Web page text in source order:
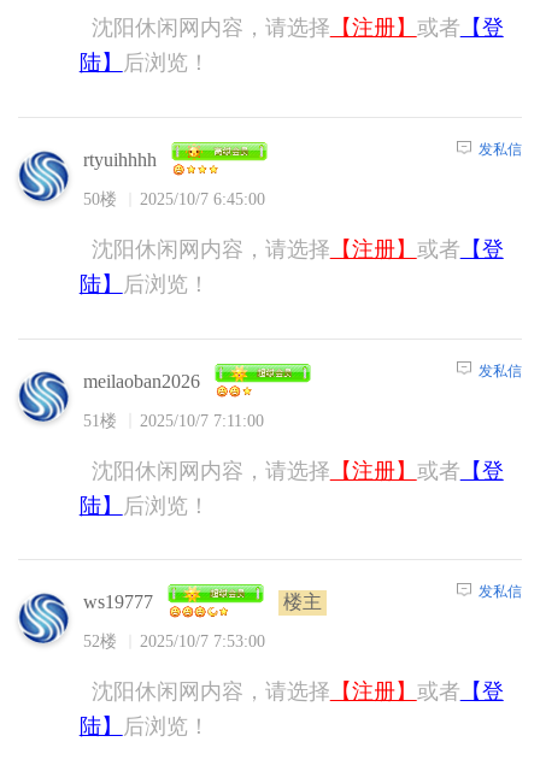
沈阳休闲网内容，请选择 【注册】 或者 【登
陆】
后浏览！
rtyuihhhh
50楼 2025/10/7 6:45:00
发私信
沈阳休闲网内容，请选择 【注册】 或者 【登
陆】
后浏览！
meilaoban2026
51楼 2025/10/7 7:11:00
发私信
沈阳休闲网内容，请选择 【注册】 或者 【登
陆】
后浏览！
ws19777 楼主
52楼 2025/10/7 7:53:00
发私信
沈阳休闲网内容，请选择 【注册】 或者 【登
陆】
后浏览！